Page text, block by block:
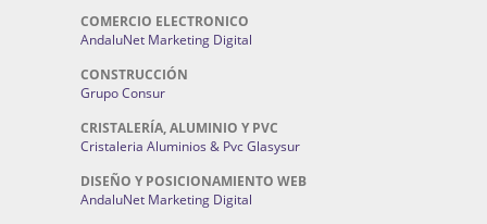
COMERCIO ELECTRONICO
AndaluNet Marketing Digital
CONSTRUCCIÓN
Grupo Consur
CRISTALERÍA, ALUMINIO Y PVC
Cristaleria Aluminios & Pvc Glasysur
DISEÑO Y POSICIONAMIENTO WEB
AndaluNet Marketing Digital